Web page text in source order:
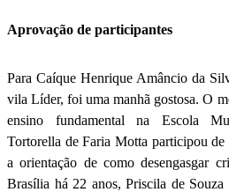
Aprovação de participantes
Para Caíque Henrique Amâncio da
vila Líder, foi uma manhã gostosa. O
ensino fundamental na Escola
Tortorella de Faria Motta participou de
a orientação de como desengasgar
Brasília há 22 anos, Priscila de